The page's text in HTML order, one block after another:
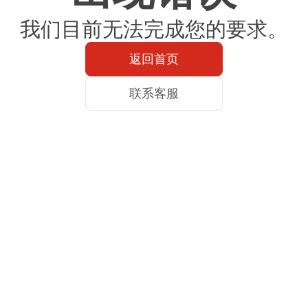
我们目前无法完成您的要求。
返回首页
联系客服